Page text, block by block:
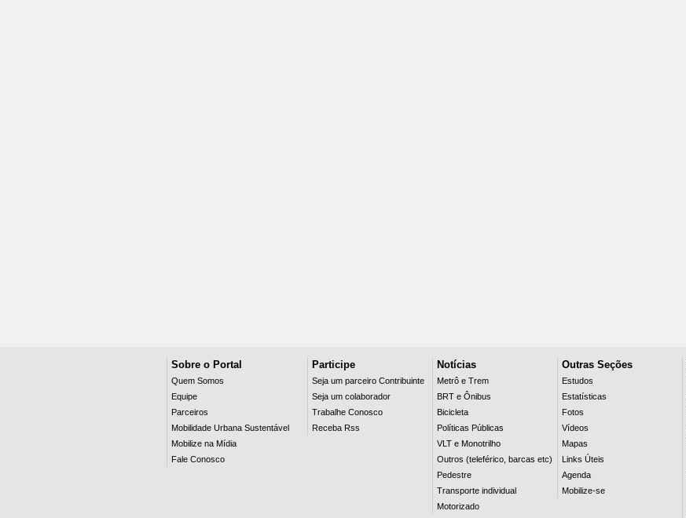
Sobre o Portal
Quem Somos
Equipe
Parceiros
Mobilidade Urbana Sustentável
Mobilize na Mídia
Fale Conosco
Participe
Seja um parceiro Contribuinte
Seja um colaborador
Trabalhe Conosco
Receba Rss
Notícias
Metrô e Trem
BRT e Ônibus
Bicicleta
Políticas Públicas
VLT e Monotrilho
Outros (teleférico, barcas etc)
Pedestre
Transporte individual
Motorizado
Outras Seções
Estudos
Estatísticas
Fotos
Vídeos
Mapas
Links Úteis
Agenda
Mobilize-se